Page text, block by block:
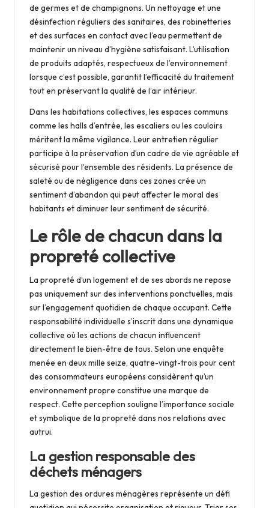
de germes et de champignons. Un nettoyage et une
désinfection réguliers des sanitaires, des robinetteries
et des surfaces en contact avec l’eau permettent de
maintenir un niveau d’hygiène satisfaisant. L’utilisation
de produits adaptés, respectueux de l’environnement
lorsque c’est possible, garantit l’efficacité du traitement
tout en préservant la qualité de l’air intérieur.
Dans les habitations collectives, les espaces communs
comme les halls d’entrée, les escaliers ou les couloirs
méritent la même vigilance. Leur entretien régulier
participe à la préservation d’un cadre de vie agréable et
sécurisé pour l’ensemble des résidents. La présence de
saleté ou de négligence dans ces zones crée un
sentiment d’abandon qui peut affecter le moral des
habitants et diminuer leur sentiment de sécurité.
Le rôle de chacun dans la
propreté collective
La propreté d’un logement et de ses abords ne repose
pas uniquement sur des interventions ponctuelles, mais
sur l’engagement quotidien de chaque occupant. Cette
responsabilité individuelle s’inscrit dans une dynamique
collective où les actions de chacun influencent
directement le bien-être de tous. Selon une enquête
menée en deux mille seize, quatre-vingt-trois pour cent
des consommateurs européens considèrent qu’un
environnement propre constitue une marque de
respect. Cette perception souligne l’importance sociale
et symbolique de la propreté dans nos relations avec
autrui.
La gestion responsable des
déchets ménagers
La gestion des ordures ménagères représente un défi